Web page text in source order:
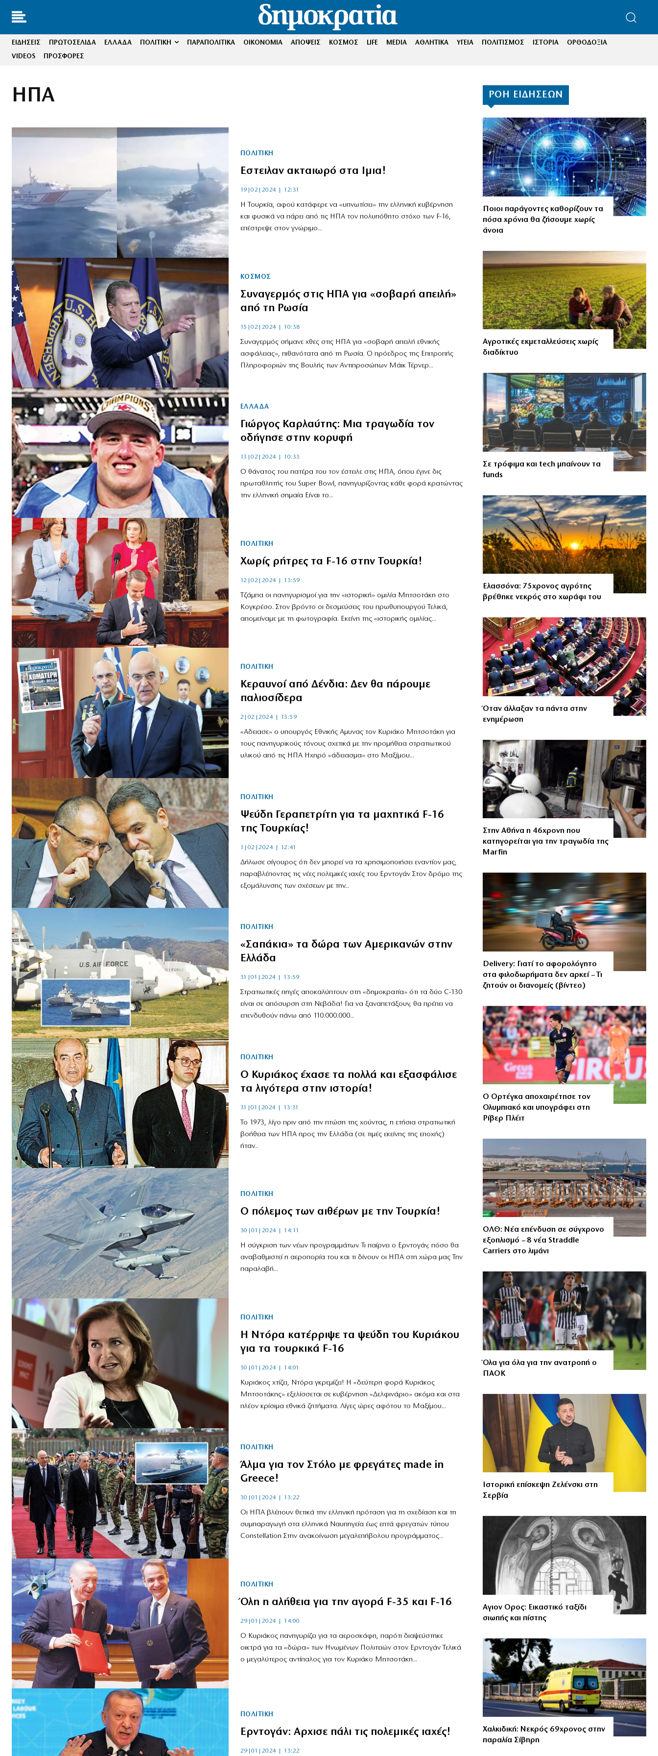
ΕΙΔΗΣΕΙΣ ΠΡΩΤΟΣΕΛΙΔΑ ΕΛΛΑΔΑ ΠΟΛΙΤΙΚΗ ΠΑΡΑΠΟΛΙΤΙΚΑ ΟΙΚΟΝΟΜΙΑ ΑΠΟΨΕΙΣ ΚΟΣΜΟΣ LIFE MEDIA ΑΘΛΗΤΙΚΑ ΥΓΕΙΑ ΠΟΛΙΤΙΣΜΟΣ ΙΣΤΟΡΙΑ
ΟΡΘΟΔΟΞΙΑ
VIDEOS
ΠΡΟΣΦΟΡΕΣ
ΗΠΑ
ΠΟΛΙΤΙΚΗ
Εστειλαν ακταιωρό στα Ιμια!
19|02|2024 | 12:31
Η Τουρκία, αφού κατάφερε να «υπνωτίσει» την ελληνική κυβέρνηση
και φυσικά να πάρει από τις ΗΠΑ τον πολυπόθητο στόχο των F-16,
επέστρεψε στον γνώριμο...
ΚΟΣΜΟΣ
Συναγερμός στις ΗΠΑ για «σοβαρή απειλή»
από τη Ρωσία
15|02|2024 | 10:38
Συναγερμός σήμανε χθες στις ΗΠΑ για «σοβαρή απειλή εθνικής
ασφάλειας», πιθανότατα από τη Ρωσία. Ο πρόεδρος της Επιτροπής
Πληροφοριών της Βουλής των Αντιπροσώπων Μάικ Τέρνερ...
ΕΛΛΑΔΑ
Γιώργος Καρλαύτης: Μια τραγωδία τον
οδήγησε στην κορυφή
13|02|2024 | 10:33
Ο θάνατος του πατέρα του τον έστειλε στις ΗΠΑ, όπου έγινε δις
πρωταθλητής του Super Bowl, πανηγυρίζοντας κάθε φορά κρατώντας
την ελληνική σημαία Είναι το...
ΠΟΛΙΤΙΚΗ
Χωρίς ρήτρες τα F-16 στην Τουρκία!
12|02|2024 | 13:59
Τζάμπα οι πανηγυρισμοί για την «ιστορική» ομιλία Μητσοτάκη στο
Κογκρέσο. Στον βρόντο οι δεσμεύσεις του πρωθυπουργού Τελικά,
απομείναμε με τη φωτογραφία. Εκείνη της «ιστορικής ομιλίας...
ΠΟΛΙΤΙΚΗ
Κεραυνοί από Δένδια: Δεν θα πάρουμε
παλιοσίδερα
2|02|2024 | 13:59
«Αδειασε» ο υπουργός Εθνικής Αμυνας τον Κυριάκο Μητσοτάκη για
τους πανηγυρικούς τόνους σχετικά με την προμήθεια στρατιωτικού
υλικού από τις ΗΠΑ Ηχηρό «άδειασμα» στο Μαξίμου...
ΠΟΛΙΤΙΚΗ
Ψεύδη Γεραπετρίτη για τα μαχητικά F-16
της Τουρκίας!
1|02|2024 | 12:41
Δήλωσε σίγουρος ότι δεν μπορεί να τα χρησιμοποιήσει εναντίον μας,
παραβλέποντας τις νέες πολεμικές ιαχές του Ερντογάν Στον δρόμο της
εξομάλυνσης των σχέσεων με την...
ΠΟΛΙΤΙΚΗ
«Σαπάκια» τα δώρα των Αμερικανών στην
Ελλάδα
31|01|2024 | 13:59
Στρατιωτικές πηγές αποκαλύπτουν στη «δημοκρατία» ότι τα δύο C-130
είναι σε απόσυρση στη Νεβάδα! Για να ξαναπετάξουν, θα πρέπει να
επενδυθούν πάνω από 110.000.000...
ΠΟΛΙΤΙΚΗ
Ο Κυριάκος έχασε τα πολλά και εξασφάλισε
τα λιγότερα στην ιστορία!
31|01|2024 | 13:31
Το 1973, λίγο πριν από την πτώση της χούντας, η ετήσια στρατιωτική
βοήθεια των ΗΠΑ προς την Ελλάδα (σε τιμές εκείνης της εποχής)
ήταν...
ΠΟΛΙΤΙΚΗ
Ο πόλεμος των αιθέρων με την Τουρκία!
30|01|2024 | 14:11
Η σύγκριση των νέων προγραμμάτων. Τι παίρνει ο Ερντογάν, πόσο θα
αναβαθμιστεί η αεροπορία του και τι δίνουν οι ΗΠΑ στη χώρα μας Την
παραλαβή...
ΠΟΛΙΤΙΚΗ
Η Ντόρα κατέρριψε τα ψεύδη του Κυριάκου
για τα τουρκικά F-16
30|01|2024 | 14:01
Κυριάκος χτίζει, Ντόρα γκρεμίζει! Η «δεύτερη φορά Κυριάκος
Μητσοτάκης» εξελίσσεται σε κυβέρνηση «Δελφινάριο» ακόμα και στα
πλέον κρίσιμα εθνικά ζητήματα. Λίγες ώρες αφότου το Μαξίμου...
ΠΟΛΙΤΙΚΗ
Άλμα για τον Στόλο με φρεγάτες made in
Greece!
30|01|2024 | 13:22
Οι ΗΠΑ βλέπουν θετικά την ελληνική πρόταση για τη σχεδίαση και τη
συμπαραγωγή στα ελληνικά Ναυπηγεία έως επτά φρεγατών τύπου
Constellation Στην ανακοίνωση μεγαλεπήβολου προγράμματος...
ΠΟΛΙΤΙΚΗ
Όλη η αλήθεια για την αγορά F-35 και F-16
29|01|2024 | 14:00
Ο Κυριάκος πανηγυρίζει για τα αεροσκάφη, παρότι διαψεύστηκε
οικτρά για τα «δώρα» των Ηνωμένων Πολιτειών στον Ερντογάν Τελικά
ο μεγαλύτερος αντίπαλος για τον Κυριάκο Μητσοτάκη...
ΠΟΛΙΤΙΚΗ
Ερντογάν: Αρχισε πάλι τις πολεμικές ιαχές!
29|01|2024 | 13:22
ΡΟΗ ΕΙΔΗΣΕΩΝ
Ποιοι παράγοντες καθορίζουν τα
πόσα χρόνια θα ζήσουμε χωρίς
άνοια
Αγροτικές εκμεταλλεύσεις χωρίς
διαδίκτυο
Σε τρόφιμα και tech μπαίνουν τα
funds
Ελασσόνα: 75χρονος αγρότης
βρέθηκε νεκρός στο χωράφι του
Όταν άλλαξαν τα πάντα στην
ενημέρωση
Στην Αθήνα η 46χρονη που
κατηγορείται για την τραγωδία της
Marfin
Delivery: Γιατί το αφορολόγητο
στα φιλοδωρήματα δεν αρκεί – Τι
ζητούν οι διανομείς (βίντεο)
Ο Ορτέγκα αποχαιρέτησε τον
Ολυμπιακό και υπογράφει στη
Ρίβερ Πλέιτ
ΟΛΘ: Νέα επένδυση σε σύγχρονο
εξοπλισμό – 8 νέα Straddle
Carriers στο λιμάνι
Όλα για όλα για την ανατροπή ο
ΠΑΟΚ
Ιστορική επίσκεψη Ζελένσκι στη
Σερβία
Αγιον Ορος: Εικαστικό ταξίδι
σιωπής και πίστης
Χαλκιδική: Νεκρός 69χρονος στην
παραλία Σίβηρη